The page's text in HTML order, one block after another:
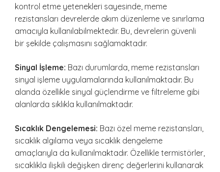
kontrol etme yetenekleri sayesinde, meme
rezistansları devrelerde akım düzenleme ve sınırlama
amacıyla kullanılabilmektedir. Bu, devrelerin güvenli
bir şekilde çalışmasını sağlamaktadır.
Sinyal İşleme: Bazı durumlarda, meme rezistansları
sinyal işleme uygulamalarında kullanılmaktadır. Bu
alanda özellikle sinyal güçlendirme ve filtreleme gibi
alanlarda sıklıkla kullanılmaktadır.
Sıcaklık Dengelemesi: Bazı özel meme rezistansları,
sıcaklık algılama veya sıcaklık dengeleme
amaçlarıyla da kullanılmaktadır. Özellikle termistörler,
sıcaklıkla ilişkili değişken direnç değerlerini kullanarak